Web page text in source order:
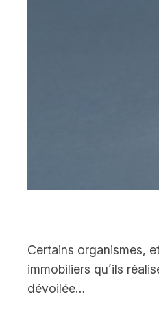
Certains organismes,
immobiliers qu’ils
dévoilée…